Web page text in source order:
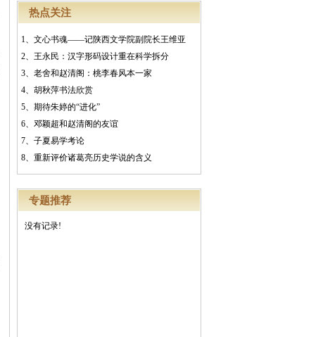
热点关注
1、 文心书魂——记陕西文学院副院长王维亚
2、 王永民：汉字形码设计重在科学拆分
3、 老舍和赵清阁：桃李春风本一家
4、 胡秋萍书法欣赏
5、 期待朱婷的“进化”
6、 邓颖超和赵清阁的友谊
7、 子夏易学考论
8、 重新评价诸葛亮历史学说的含义
专题推荐
没有记录!